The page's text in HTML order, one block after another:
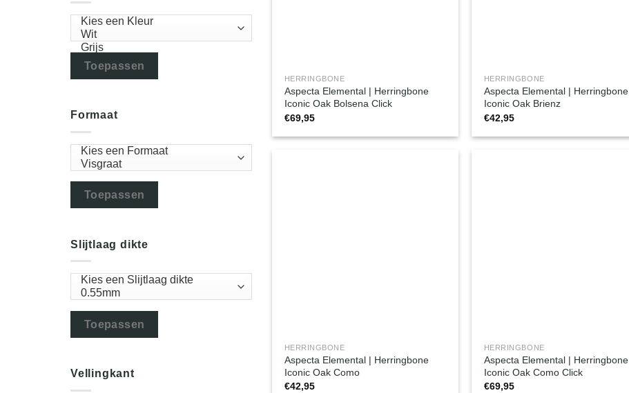
Toepassen
Formaat
Toepassen
Slijtlaag dikte
Toepassen
Vellingkant
HERRINGBONE
Aspecta Elemental | Herringbone
Iconic Oak Bolsena Click
€69,95
HERRINGBONE
Aspecta Elemental | Herringbone
Iconic Oak Brienz
€42,95
HERRINGBONE
Aspecta Elemental | Herringbone
Iconic Oak Como
€42,95
HERRINGBONE
Aspecta Elemental | Herringbone
Iconic Oak Como Click
€69,95